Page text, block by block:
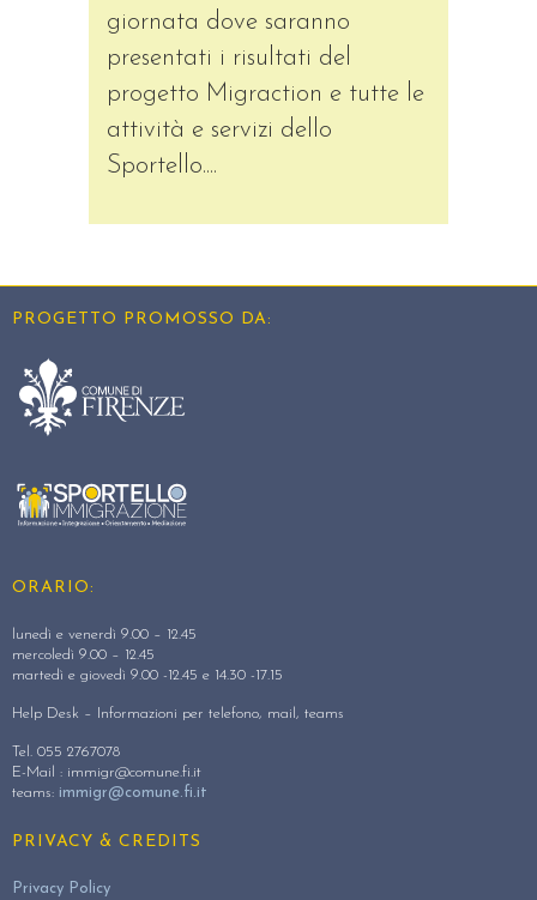
giornata dove saranno
presentati i risultati del
progetto Migraction e tutte le
attività e servizi dello
Sportello....
PROGETTO PROMOSSO DA:
ORARIO:
lunedì e venerdì 9.00 – 12.45
mercoledì 9.00 – 12.45
martedì e giovedì 9.00 -12.45 e 14.30 -17.15
Help Desk – Informazioni per telefono, mail, teams
Tel. 055 2767078
E-Mail : immigr@comune.fi.it
teams: immigr@comune.fi.it
PRIVACY & CREDITS
Privacy Policy